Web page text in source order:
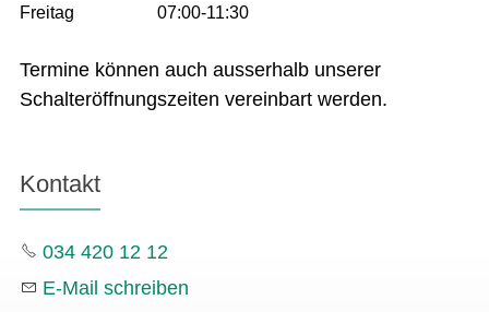
Freitag
07:00-11:30
Termine können auch ausserhalb unserer
Schalteröffnungszeiten vereinbart werden.
Kontakt
034 420 12 12
E-Mail schreiben